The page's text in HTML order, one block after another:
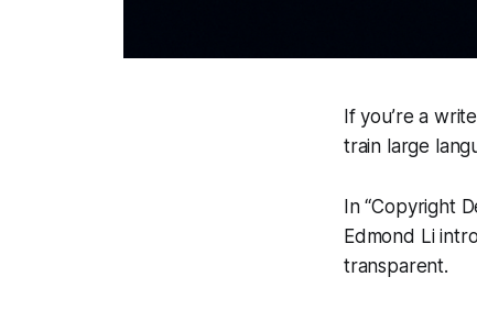
If you’re a
train large
In “Copyright
Edmond Li
transparent.